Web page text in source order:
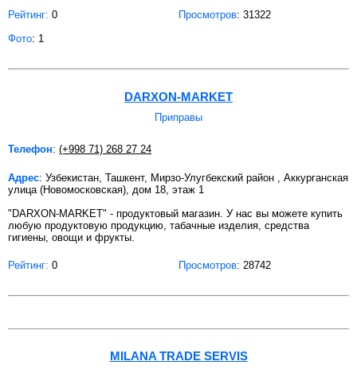
Рейтинг: 0 Просмотров: 31322
Фото: 1
DARXON-MARKET
Приправы
Телефон: (+998 71) 268 27 24
Адрес: Узбекистан, Ташкент, Мирзо-Улугбекский район , Аккурганская
улица (Новомосковская), дом 18, этаж 1
"DARXON-MARKET" - продуктовый магазин. У нас вы можете купить
любую продуктовую продукцию, табачные изделия, средства
гигиены, овощи и фрукты.
Рейтинг: 0 Просмотров: 28742
MILANA TRADE SERVIS